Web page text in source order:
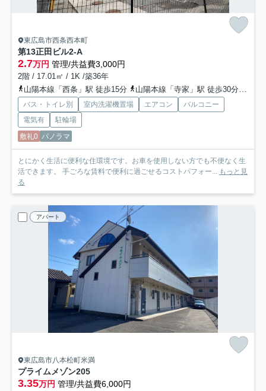
東広島市西条西本町
第13正田ビル2-A
2.7万円 管理/共益費3,000円
2階 / 17.01㎡ / 1K /築36年
山陽本線「西条」駅 徒歩15分
山陽本線「寺家」駅 徒歩30分
バス・トイレ別 室内洗濯機置場 エアコン
バルコニー
電気有
駐輪場
敷礼0 パノラマ
とにかく生活に便利な住環境です。お車を使用しない方でも不便なく生
活できます。 手ごろな賃料で便利に過ごせるコストパフォー... もっと見
る
アパート
東広島市八本松町米満
プライムメゾン205
3.35万円 管理/共益費6,000円